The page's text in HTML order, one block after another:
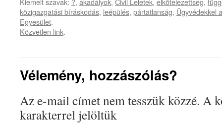
közigazgatási bíráskodás, leépülés, pártatlanság, Ügyvédekkel
Egyesület.
Közvetlen link.
Vélemény, hozzászólás?
Az e-mail címet nem tesszük közzé. A
karakterrel jelöltük